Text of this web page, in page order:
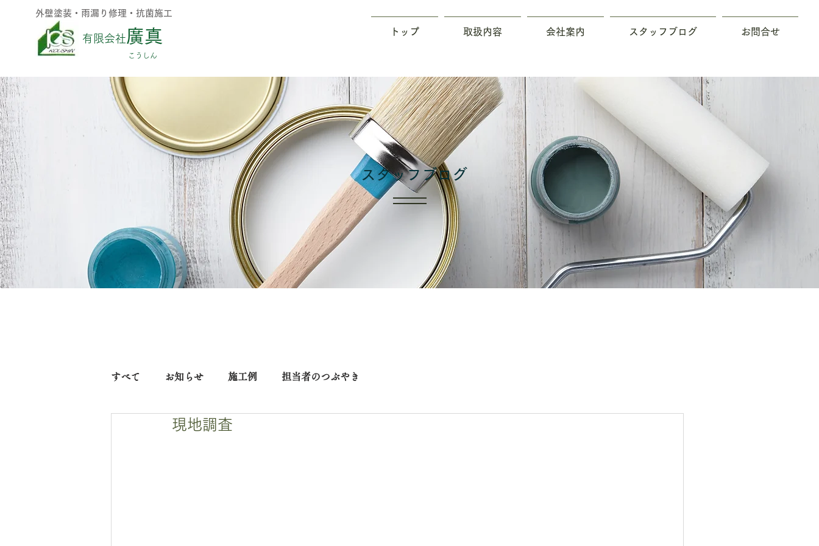
有限会社廣真
外壁塗装・雨漏り修理・抗菌施工
​こうしん
トップ 取扱内容 会社案内 スタッフブログ お問合せ
​スタッフブログ
すべて お知らせ 施工例 担当者のつぶやき
現地調査